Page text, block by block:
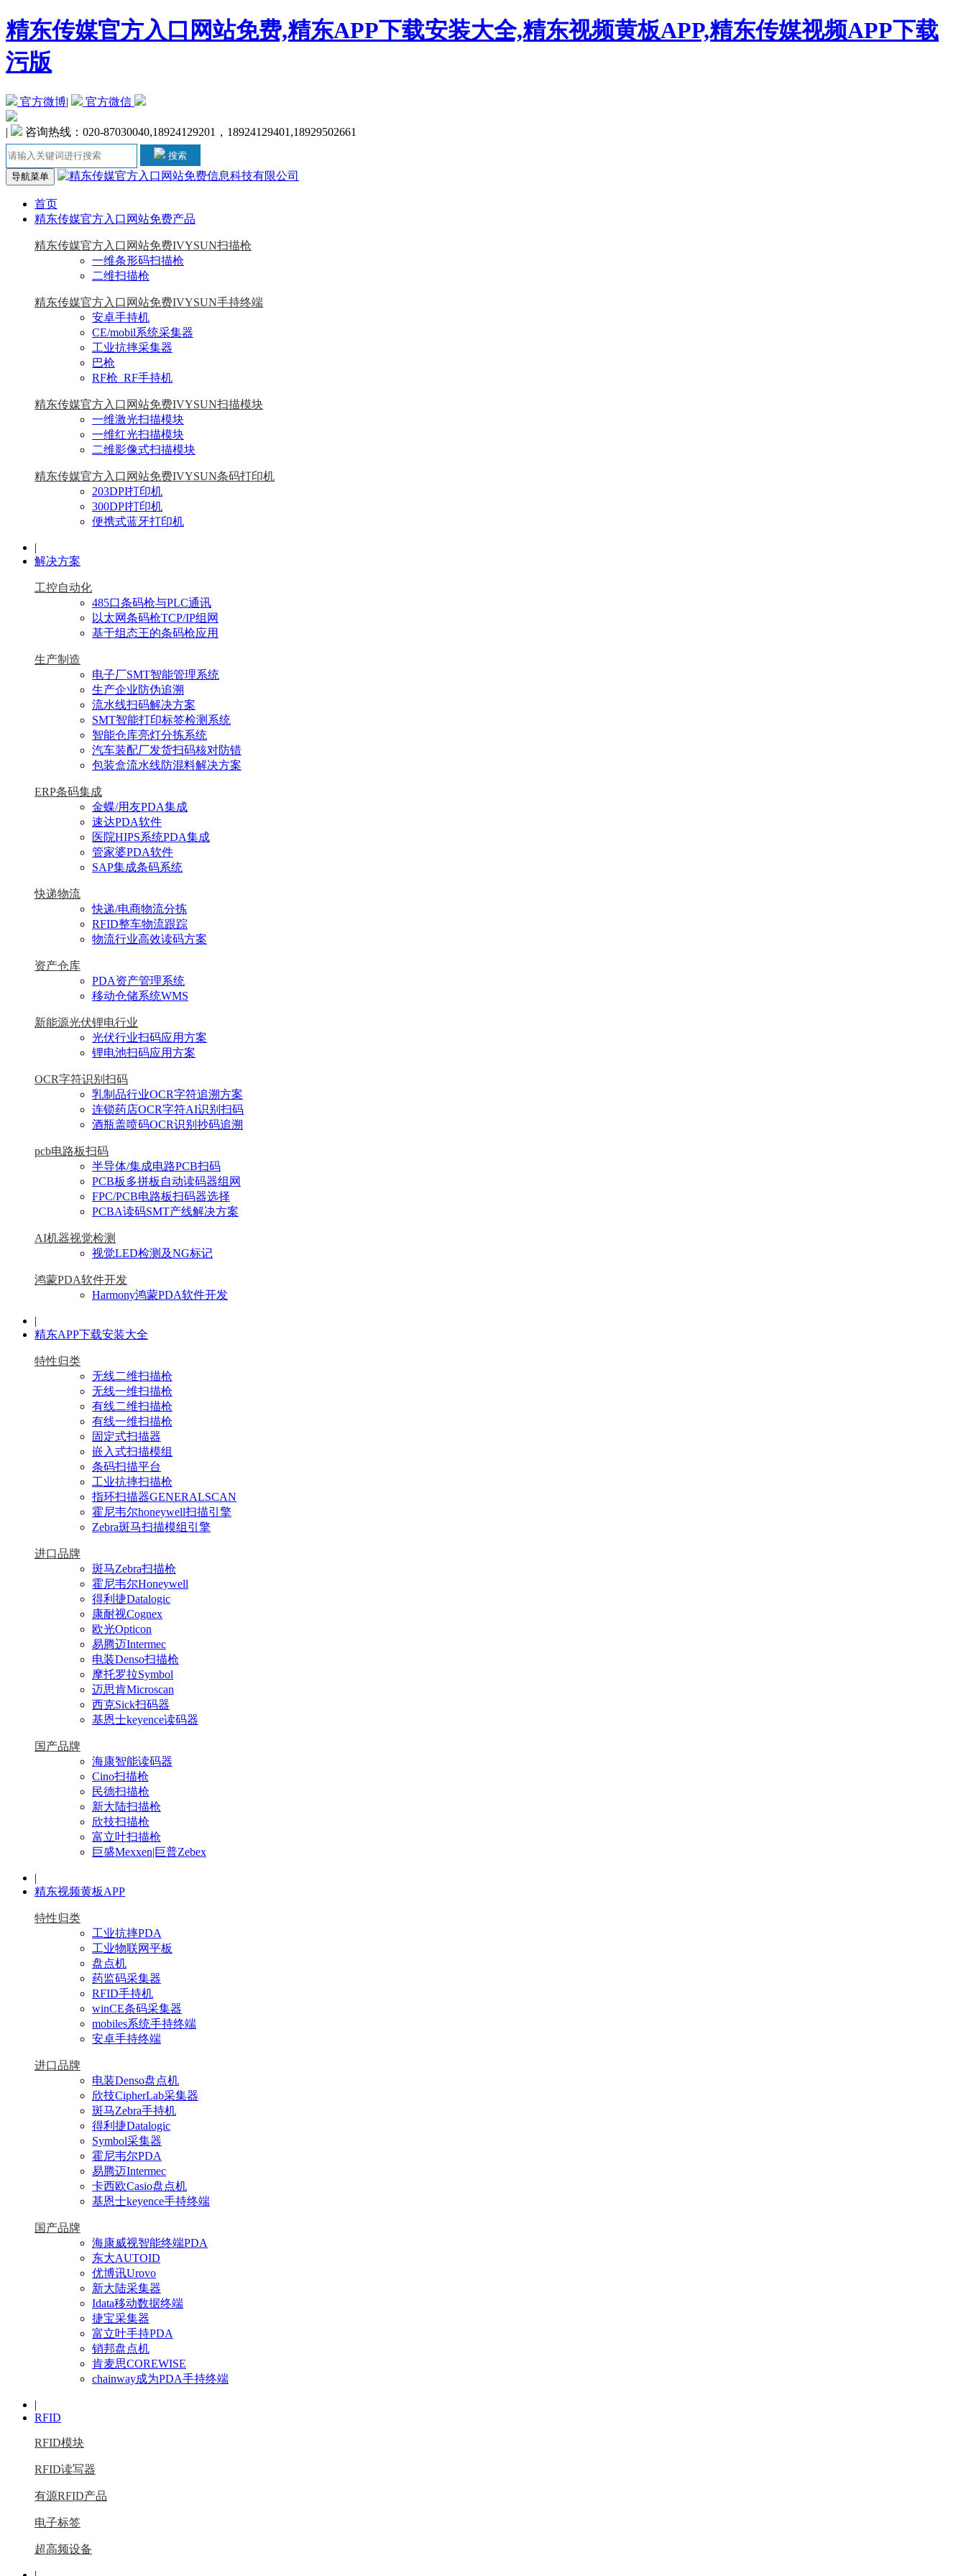
精东传媒官方入口网站免费,精东APP下载安装大全,精东视频黄板APP,精东传媒视频APP下载
污版
官方微博| 官方微信
| 咨询热线：020-87030040,18924129201，18924129401,18929502661
搜索
导航菜单
首页
精东传媒官方入口网站免费产品
精东传媒官方入口网站免费IVYSUN扫描枪
一维条形码扫描枪
二维扫描枪
精东传媒官方入口网站免费IVYSUN手持终端
安卓手持机
CE/mobil系统采集器
工业抗摔采集器
巴枪
RF枪_RF手持机
精东传媒官方入口网站免费IVYSUN扫描模块
一维激光扫描模块
一维红光扫描模块
二维影像式扫描模块
精东传媒官方入口网站免费IVYSUN条码打印机
203DPI打印机
300DPI打印机
便携式蓝牙打印机
|
解决方案
工控自动化
485口条码枪与PLC通讯
以太网条码枪TCP/IP组网
基于组态王的条码枪应用
生产制造
电子厂SMT智能管理系统
生产企业防伪追溯
流水线扫码解决方案
SMT智能打印标签检测系统
智能仓库亮灯分拣系统
汽车装配厂发货扫码核对防错
包装盒流水线防混料解决方案
ERP条码集成
金蝶/用友PDA集成
速达PDA软件
医院HIPS系统PDA集成
管家婆PDA软件
SAP集成条码系统
快递物流
快递/电商物流分拣
RFID整车物流跟踪
物流行业高效读码方案
资产仓库
PDA资产管理系统
移动仓储系统WMS
新能源光伏锂电行业
光伏行业扫码应用方案
锂电池扫码应用方案
OCR字符识别扫码
乳制品行业OCR字符追溯方案
连锁药店OCR字符AI识别扫码
酒瓶盖喷码OCR识别抄码追溯
pcb电路板扫码
半导体/集成电路PCB扫码
PCB板多拼板自动读码器组网
FPC/PCB电路板扫码器选择
PCBA读码SMT产线解决方案
AI机器视觉检测
视觉LED检测及NG标记
鸿蒙PDA软件开发
Harmony鸿蒙PDA软件开发
|
精东APP下载安装大全
特性归类
无线二维扫描枪
无线一维扫描枪
有线二维扫描枪
有线一维扫描枪
固定式扫描器
嵌入式扫描模组
条码扫描平台
工业抗摔扫描枪
指环扫描器GENERALSCAN
霍尼韦尔honeywell扫描引擎
Zebra斑马扫描模组引擎
进口品牌
斑马Zebra扫描枪
霍尼韦尔Honeywell
得利捷Datalogic
康耐视Cognex
欧光Opticon
易腾迈Intermec
电装Denso扫描枪
摩托罗拉Symbol
迈思肯Microscan
西克Sick扫码器
基恩士keyence读码器
国产品牌
海康智能读码器
Cino扫描枪
民德扫描枪
新大陆扫描枪
欣技扫描枪
富立叶扫描枪
巨盛Mexxen|巨普Zebex
|
精东视频黄板APP
特性归类
工业抗摔PDA
工业物联网平板
盘点机
药监码采集器
RFID手持机
winCE条码采集器
mobiles系统手持终端
安卓手持终端
进口品牌
电装Denso盘点机
欣技CipherLab采集器
斑马Zebra手持机
得利捷Datalogic
Symbol采集器
霍尼韦尔PDA
易腾迈Intermec
卡西欧Casio盘点机
基恩士keyence手持终端
国产品牌
海康威视智能终端PDA
东大AUTOID
优博讯Urovo
新大陆采集器
Idata移动数据终端
捷宝采集器
富立叶手持PDA
销邦盘点机
肯麦思COREWISE
chainway成为PDA手持终端
|
RFID
RFID模块
RFID读写器
有源RFID产品
电子标签
超高频设备